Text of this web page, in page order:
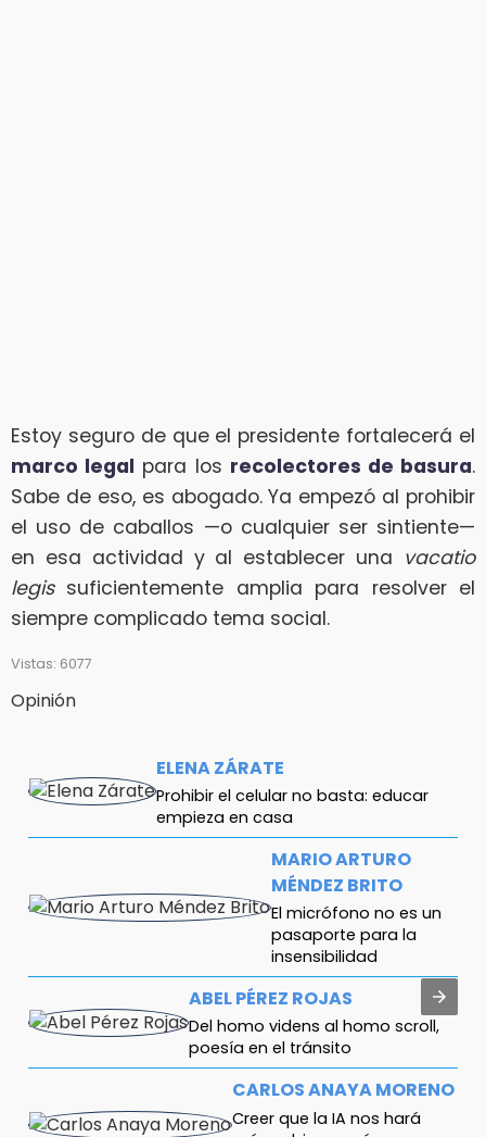
Estoy seguro de que el presidente fortalecerá el
marco legal para los recolectores de basura.
Sabe de eso, es abogado. Ya empezó al prohibir
el uso de caballos —o cualquier ser sintiente—
en esa actividad y al establecer una vacatio
legissuficientemente amplia para resolver el
siempre complicado tema social.
Vistas: 6077
Opinión
ELENA ZÁRATE
Prohibir el celular no basta: educar
empieza en casa
MARIO ARTURO
MÉNDEZ BRITO
El micrófono no es un
pasaporte para la
insensibilidad
ABEL PÉREZ ROJAS
Del homo videns al homo scroll,
poesía en el tránsito
CARLOS ANAYA MORENO
Creer que la IA nos hará